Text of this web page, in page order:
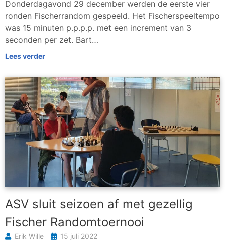
Donderdagavond 29 december werden de eerste vier
ronden Fischerrandom gespeeld. Het Fischerspeeltempo
was 15 minuten p.p.p.p. met een increment van 3
seconden per zet. Bart…
Lees verder
ASV sluit seizoen af met gezellig
Fischer Randomtoernooi
Erik Wille 15 juli 2022